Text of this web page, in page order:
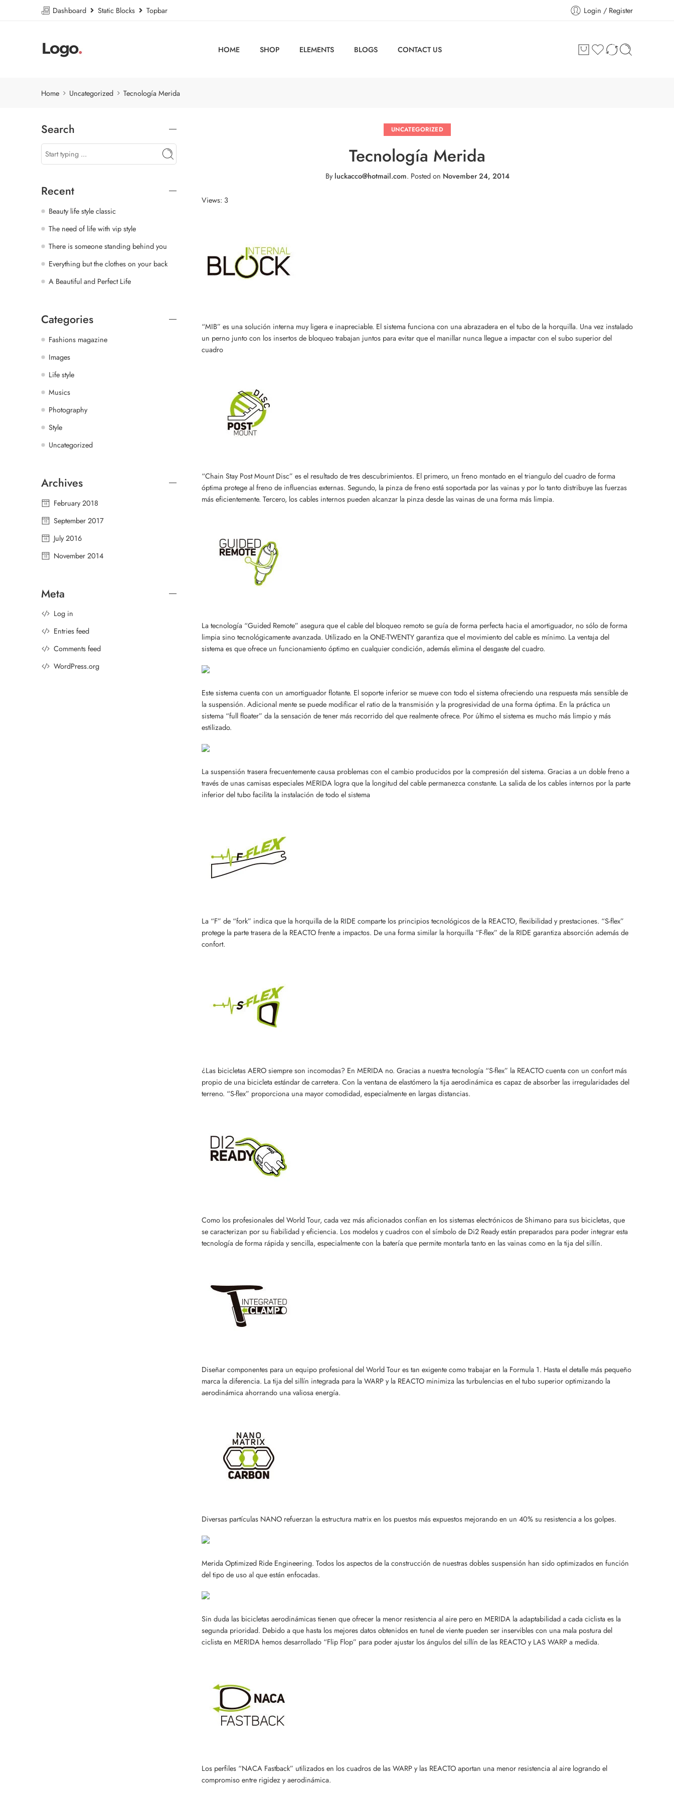
Dashboard Static Blocks Topbar Login / Register
HOME SHOP ELEMENTS BLOGS CONTACT US
Home Uncategorized Tecnología Merida
UNCATEGORIZED
Tecnología Merida
Byluckacco@hotmail.com. Posted on November 24, 2014
Views: 3
“MIB” es una solución interna muy ligera e inapreciable. El sistema funciona con una abrazadera en el tubo de la horquilla. Una vez instalado
un perno junto con los insertos de bloqueo trabajan juntos para evitar que el manillar nunca llegue a impactar con el subo superior del
cuadro
“Chain Stay Post Mount Disc” es el resultado de tres descubrimientos. El primero, un freno montado en el triangulo del cuadro de forma
óptima protege al freno de influencias externas. Segundo, la pinza de freno está soportada por las vainas y por lo tanto distribuye las fuerzas
más eficientemente. Tercero, los cables internos pueden alcanzar la pinza desde las vainas de una forma más limpia.
La tecnología “Guided Remote” asegura que el cable del bloqueo remoto se guía de forma perfecta hacia el amortiguador, no sólo de forma
limpia sino tecnológicamente avanzada. Utilizado en la ONE-TWENTY garantiza que el movimiento del cable es mínimo. La ventaja del
sistema es que ofrece un funcionamiento óptimo en cualquier condición, además elimina el desgaste del cuadro.
Este sistema cuenta con un amortiguador flotante. El soporte inferior se mueve con todo el sistema ofreciendo una respuesta más sensible de
la suspensión. Adicional mente se puede modificar el ratio de la transmisión y la progresividad de una forma óptima. En la práctica un
sistema “full floater” da la sensación de tener más recorrido del que realmente ofrece. Por último el sistema es mucho más limpio y más
estilizado.
La suspensión trasera frecuentemente causa problemas con el cambio producidos por la compresión del sistema. Gracias a un doble freno a
través de unas camisas especiales MERIDA logra que la longitud del cable permanezca constante. La salida de los cables internos por la parte
inferior del tubo facilita la instalación de todo el sistema
La “F” de “fork” indica que la horquilla de la RIDE comparte los principios tecnológicos de la REACTO, flexibilidad y prestaciones. “S-flex”
protege la parte trasera de la REACTO frente a impactos. De una forma similar la horquilla “F-flex” de la RIDE garantiza absorción además de
confort.
¿Las bicicletas AERO siempre son incomodas? En MERIDA no. Gracias a nuestra tecnología “S-flex” la REACTO cuenta con un confort más
propio de una bicicleta estándar de carretera. Con la ventana de elastómero la tija aerodinámica es capaz de absorber las irregularidades del
terreno. “S-flex” proporciona una mayor comodidad, especialmente en largas distancias.
Como los profesionales del World Tour, cada vez más aficionados confían en los sistemas electrónicos de Shimano para sus bicicletas, que
se caracterizan por su fiabilidad y eficiencia. Los modelos y cuadros con el símbolo de Di2 Ready están preparados para poder integrar esta
tecnología de forma rápida y sencilla, especialmente con la batería que permite montarla tanto en las vainas como en la tija del sillín.
Diseñar componentes para un equipo profesional del World Tour es tan exigente como trabajar en la Formula 1. Hasta el detalle más pequeño
marca la diferencia. La tija del sillín integrada para la WARP y la REACTO minimiza las turbulencias en el tubo superior optimizando la
aerodinámica ahorrando una valiosa energía.
Diversas partículas NANO refuerzan la estructura matrix en los puestos más expuestos mejorando en un 40% su resistencia a los golpes.
Merida Optimized Ride Engineering. Todos los aspectos de la construcción de nuestras dobles suspensión han sido optimizados en función
del tipo de uso al que están enfocadas.
Sin duda las bicicletas aerodinámicas tienen que ofrecer la menor resistencia al aire pero en MERIDA la adaptabilidad a cada ciclista es la
segunda prioridad. Debido a que hasta los mejores datos obtenidos en tunel de viente pueden ser inservibles con una mala postura del
ciclista en MERIDA hemos desarrollado “Flip Flop” para poder ajustar los ángulos del sillín de las REACTO y LAS WARP a medida.
Los perfiles “NACA Fastback” utilizados en los cuadros de las WARP y las REACTO aportan una menor resistencia al aire logrando el
compromiso entre rigidez y aerodinámica.
Search
Recent
Beauty life style classic
The need of life with vip style
There is someone standing behind you
Everything but the clothes on your back
A Beautiful and Perfect Life
Categories
Fashions magazine
Images
Life style
Musics
Photography
Style
Uncategorized
Archives
February 2018
September 2017
July 2016
November 2014
Meta
Log in
Entries feed
Comments feed
WordPress.org